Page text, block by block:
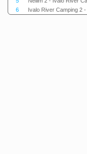
6
Ivalo River Camping 2